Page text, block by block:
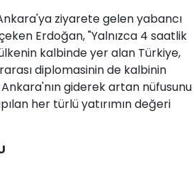
ziyarete gelen yabancı
Erdoğan, "Yalnızca 4 saatlik
kalbinde yer alan Türkiye,
diplomasinin de kalbinin
giderek artan nüfusunu
her türlü yatırımın değeri